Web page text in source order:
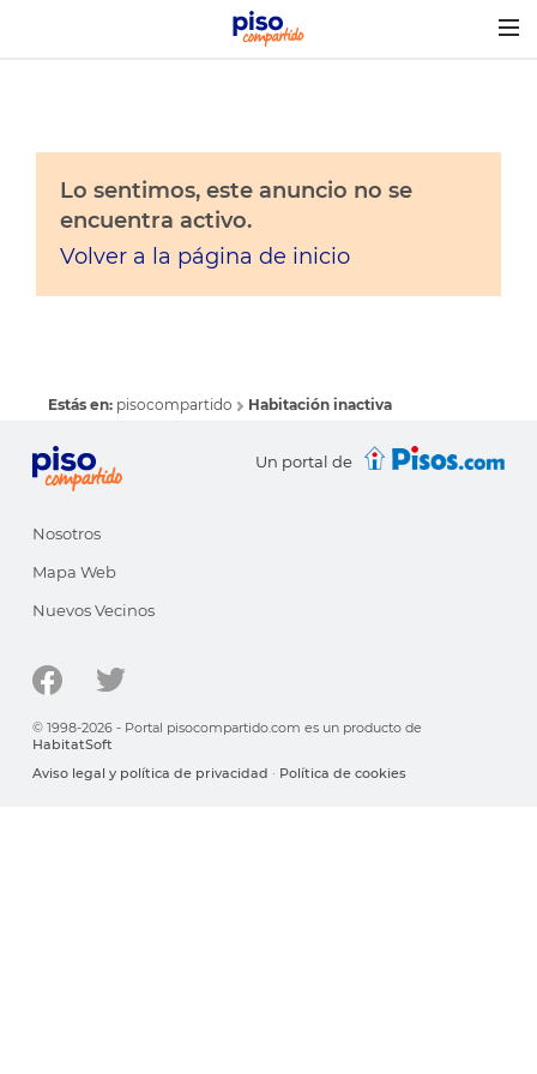
Lo sentimos, este anuncio no se
encuentra activo.
Volver a la página de inicio
Estás en: pisocompartido Habitación inactiva
Un portal de
Nosotros
Mapa Web
Nuevos Vecinos
© 1998-2026 - Portal pisocompartido.com es un producto de
HabitatSoft
Aviso legal y política de privacidad · Política de cookies